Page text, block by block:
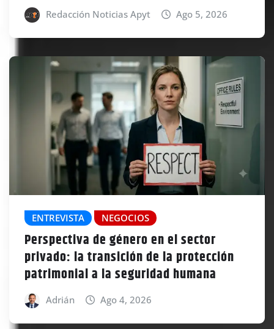
Redacción Noticias Apyt Ago 5, 2026
ENTREVISTA NEGOCIOS
Perspectiva de género en el sector
privado: la transición de la protección
patrimonial a la seguridad humana
Adrián Ago 4, 2026